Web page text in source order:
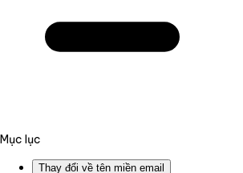
Mục lục
Thay đổi về tên miền email